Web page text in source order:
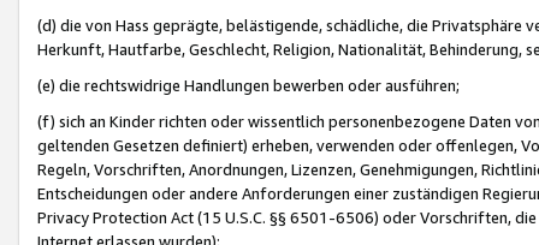
(d) die von Hass geprägte, belästigende, schädliche, die Privatsphäre
Herkunft, Hautfarbe, Geschlecht, Religion, Nationalität, Behinderung,
(e) die rechtswidrige Handlungen bewerben oder ausführen;
(f) sich an Kinder richten oder wissentlich personenbezogene Daten
geltenden Gesetzen definiert) erheben, verwenden oder offenlegen,
Regeln, Vorschriften, Anordnungen, Lizenzen, Genehmigungen,
Entscheidungen oder andere Anforderungen einer zuständigen
Privacy Protection Act (15 U.S.C. §§ 6501-6506) oder Vorschriften,
Internet erlassen wurden);